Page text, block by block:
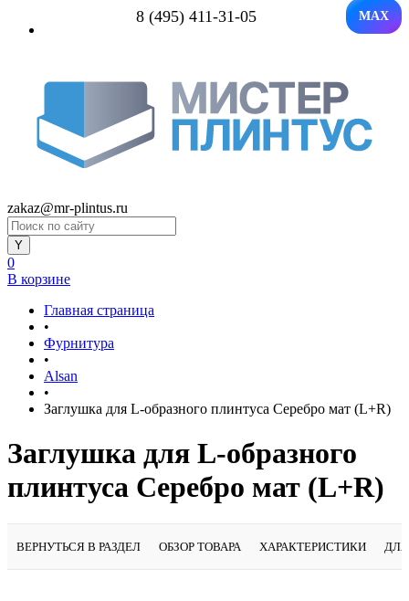
8 (495) 411-31-05 MAX
zakaz@mr-plintus.ru
0
В корзине
Главная страница
•
Фурнитура
•
Alsan
•
Заглушка для L-образного плинтуса Серебро мат (L+R)
Заглушка для L-образного
плинтуса Серебро мат (L+R)
ВЕРНУТЬСЯ В РАЗДЕЛ ОБЗОР ТОВАРА ХАРАКТЕРИСТИКИ